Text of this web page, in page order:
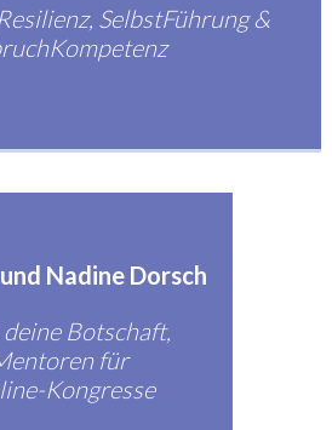
SelbstFührung &
Nadine Dorsch
deine Botschaft,
für
Kongresse